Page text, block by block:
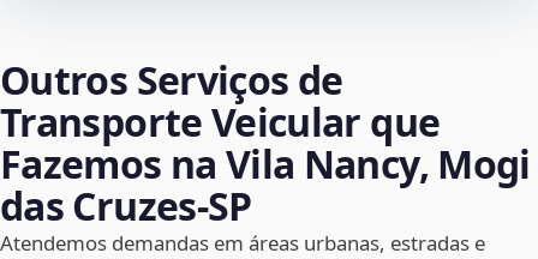
Outros Serviços de
Transporte Veicular que
Fazemos na Vila Nancy, Mogi
das Cruzes‑SP
Atendemos demandas em áreas urbanas, estradas e